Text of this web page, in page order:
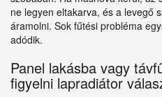
ne legyen eltakarva, és a levegő
áramolni. Sok fűtési probléma
adódik.
Panel lakásba vagy
figyelni lapradiátor